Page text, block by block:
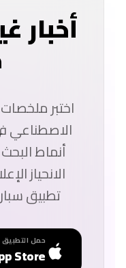
أخبار
اختبر ملخصات
الاصطناعي
أنماط
الانحياز
تطبيق
حمل
Store